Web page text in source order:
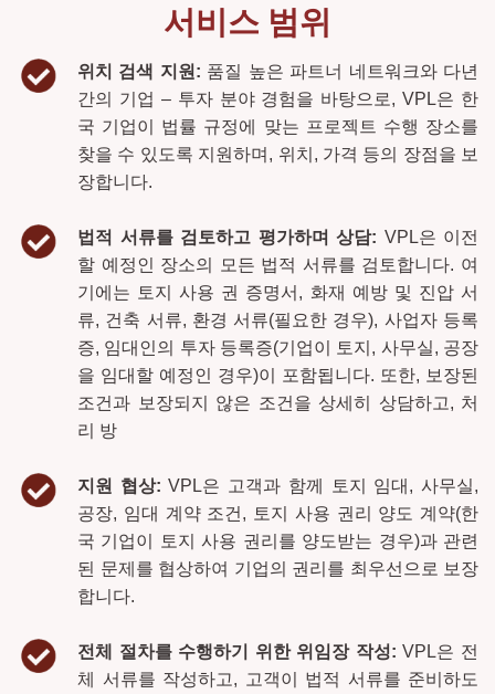
서비스 범위
위치 검색 지원: 품질 높은 파트너 네트워크와 다년
간의 기업 – 투자 분야 경험을 바탕으로, VPL은 한
국 기업이 법률 규정에 맞는 프로젝트 수행 장소를
찾을 수 있도록 지원하며, 위치, 가격 등의 장점을 보
장합니다.
법적 서류를 검토하고 평가하며 상담: VPL은 이전
할 예정인 장소의 모든 법적 서류를 검토합니다. 여
기에는 토지 사용 권 증명서, 화재 예방 및 진압 서
류, 건축 서류, 환경 서류(필요한 경우), 사업자 등록
증, 임대인의 투자 등록증(기업이 토지, 사무실, 공장
을 임대할 예정인 경우)이 포함됩니다. 또한, 보장된
조건과 보장되지 않은 조건을 상세히 상담하고, 처
리 방
지원 협상: VPL은 고객과 함께 토지 임대, 사무실,
공장, 임대 계약 조건, 토지 사용 권리 양도 계약(한
국 기업이 토지 사용 권리를 양도받는 경우)과 관련
된 문제를 협상하여 기업의 권리를 최우선으로 보장
합니다.
전체 절차를 수행하기 위한 위임장 작성: VPL은 전
체 서류를 작성하고, 고객이 법적 서류를 준비하도